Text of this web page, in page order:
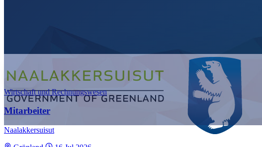
Wirtschaft und Rechnungswesen
Mitarbeiter
Naalakkersuisut